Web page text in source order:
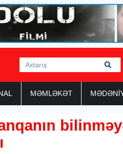
MƏMLƏKƏT